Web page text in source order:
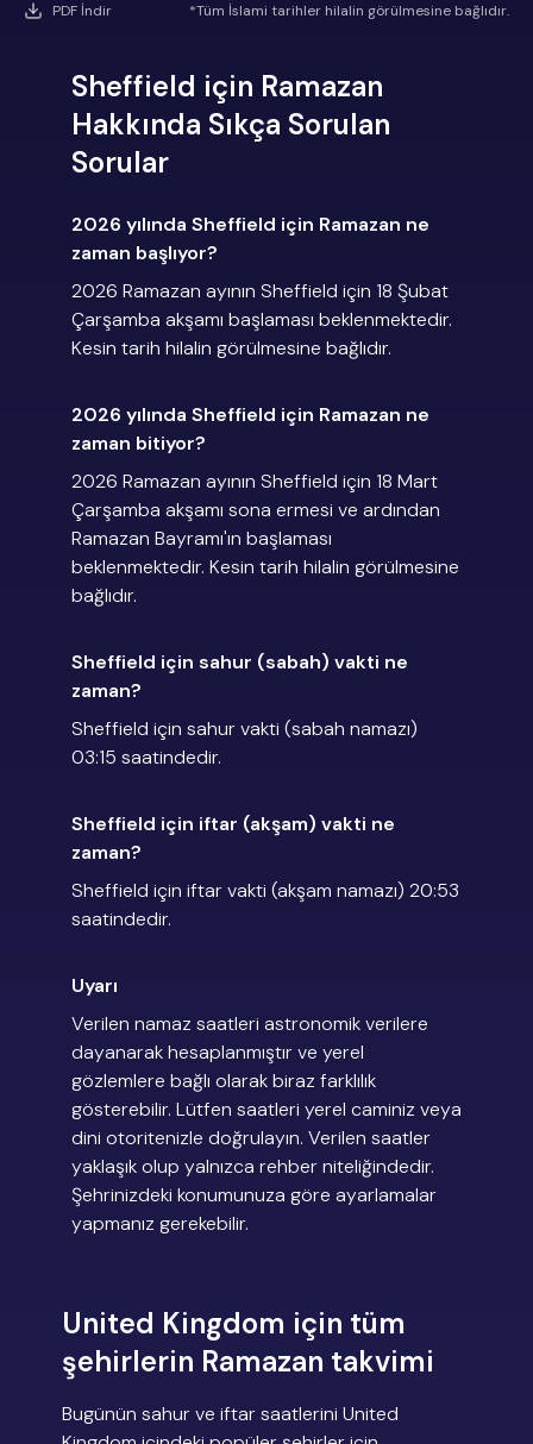
PDF İndir *Tüm İslami tarihler hilalin görülmesine bağlıdır.
Sheffield için Ramazan
Hakkında Sıkça Sorulan
Sorular
2026 yılında Sheffield için Ramazan ne
zaman başlıyor?
2026 Ramazan ayının Sheffield için 18 Şubat
Çarşamba akşamı başlaması beklenmektedir.
Kesin tarih hilalin görülmesine bağlıdır.
2026 yılında Sheffield için Ramazan ne
zaman bitiyor?
2026 Ramazan ayının Sheffield için 18 Mart
Çarşamba akşamı sona ermesi ve ardından
Ramazan Bayramı'ın başlaması
beklenmektedir. Kesin tarih hilalin görülmesine
bağlıdır.
Sheffield için sahur (sabah) vakti ne
zaman?
Sheffield için sahur vakti (sabah namazı)
03:15 saatindedir.
Sheffield için iftar (akşam) vakti ne
zaman?
Sheffield için iftar vakti (akşam namazı) 20:53
saatindedir.
Uyarı
Verilen namaz saatleri astronomik verilere
dayanarak hesaplanmıştır ve yerel
gözlemlere bağlı olarak biraz farklılık
gösterebilir. Lütfen saatleri yerel caminiz veya
dini otoritenizle doğrulayın. Verilen saatler
yaklaşık olup yalnızca rehber niteliğindedir.
Şehrinizdeki konumunuza göre ayarlamalar
yapmanız gerekebilir.
United Kingdom için tüm
şehirlerin Ramazan takvimi
Bugünün sahur ve iftar saatlerini United